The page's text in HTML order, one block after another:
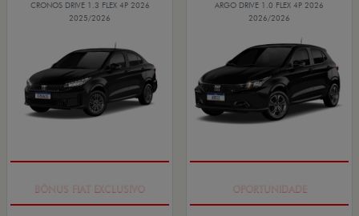
CRONOS DRIVE 1.3 FLEX 4P 2026
2025/2026
ARGO DRIVE 1.0 FLEX 4P 2026
2026/2026